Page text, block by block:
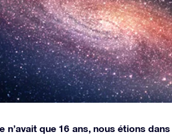
n’avait que 16 ans, nous étions